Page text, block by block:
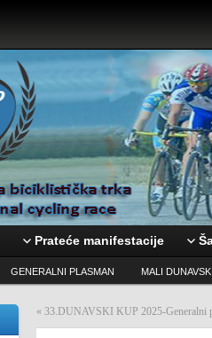
Prateće manifestacije
GENERALNI PLASMAN MALI
« 33.DUNAVSKI KUP 2025-Generalni